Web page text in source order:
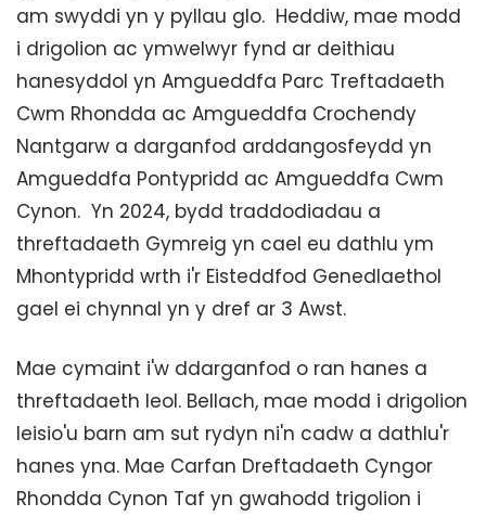
am swyddi yn y pyllau glo. Heddiw, mae modd
i drigolion ac ymwelwyr fynd ar deithiau
hanesyddol yn Amgueddfa Parc Treftadaeth
Cwm Rhondda ac Amgueddfa Crochendy
Nantgarw a darganfod arddangosfeydd yn
Amgueddfa Pontypridd ac Amgueddfa Cwm
Cynon. Yn 2024, bydd traddodiadau a
threftadaeth Gymreig yn cael eu dathlu ym
Mhontypridd wrth i'r Eisteddfod Genedlaethol
gael ei chynnal yn y dref ar 3 Awst.
Mae cymaint i'w ddarganfod o ran hanes a
threftadaeth leol. Bellach, mae modd i drigolion
leisio'u barn am sut rydyn ni'n cadw a dathlu'r
hanes yna. Mae Carfan Dreftadaeth Cyngor
Rhondda Cynon Taf yn gwahodd trigolion i